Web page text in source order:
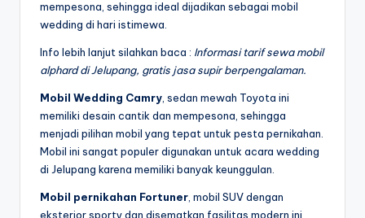
mempesona, sehingga ideal dijadikan sebagai mobil
wedding di hari istimewa.
Info lebih lanjut silahkan baca : Informasi tarif sewa mobil
alphard di Jelupang, gratis jasa supir berpengalaman.
Mobil Wedding Camry , sedan mewah Toyota ini
memiliki desain cantik dan mempesona, sehingga
menjadi pilihan mobil yang tepat untuk pesta pernikahan.
Mobil ini sangat populer digunakan untuk acara wedding
di Jelupang karena memiliki banyak keunggulan.
Mobil pernikahan Fortuner , mobil SUV dengan
eksterior sporty dan disematkan fasilitas modern ini